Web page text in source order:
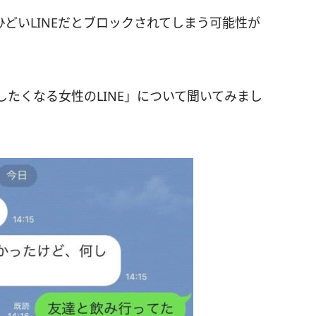
いLINEだとブロックされてしまう可能性が
くなる女性のLINE」について聞いてみまし